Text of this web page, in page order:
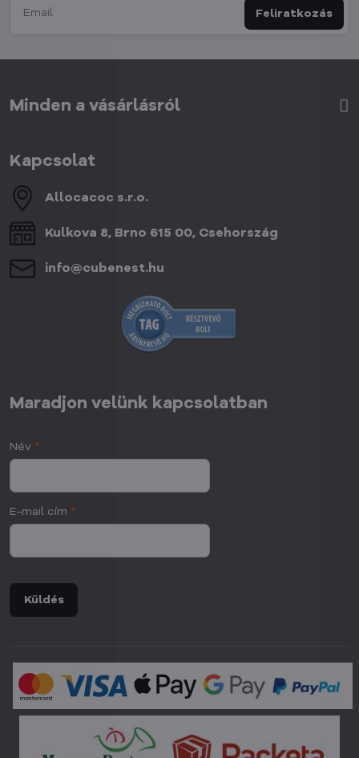
Feliratkozás
Minden a vásárlásról
Kapcsolat
Allocacoc s​.r​.o​.
Kulkova 8, Brno 615 00, Csehország
info​@cubenest​.hu
Maradjon velünk kapcsolatban
Név *
E-mail cím *
Küldés